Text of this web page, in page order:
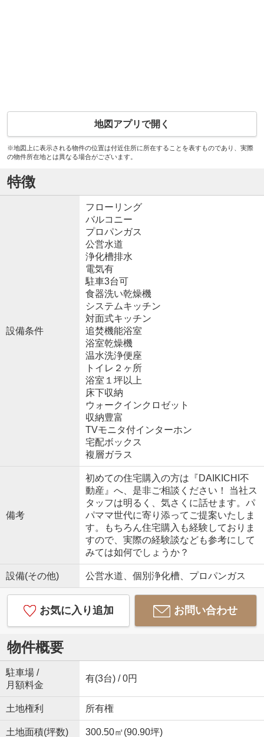
地図アプリで開く
※地図上に表示される物件の位置は付近住所に所在することを表すものであり、実際
の物件所在地とは異なる場合がございます。
特徴
設備条件
フローリング
バルコニー
プロパンガス
公営水道
浄化槽排水
電気有
駐車3台可
食器洗い乾燥機
システムキッチン
対面式キッチン
追焚機能浴室
浴室乾燥機
温水洗浄便座
トイレ２ヶ所
浴室１坪以上
床下収納
ウォークインクロゼット
収納豊富
TVモニタ付インターホン
宅配ボックス
複層ガラス
備考
初めての住宅購入の方は『DAIKICHI不
動産』へ、是非ご相談ください！ 当社ス
タッフは明るく、気さくに話せます。パ
パママ世代に寄り添ってご提案いたしま
す。もちろん住宅購入も経験しておりま
すので、実際の経験談なども参考にして
みては如何でしょうか？
設備(その他) 公営水道、個別浄化槽、プロパンガス
お気に入り追加 お問い合わせ
物件概要
駐車場 /
月額料金
有(3台) / 0円
土地権利 所有権
土地面積(坪数) 300.50㎡(90.90坪)